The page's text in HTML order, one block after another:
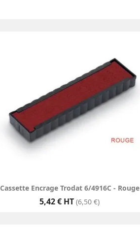
Cassette Encrage Trodat 6/4916C - Rouge
Prix
5,42 € HT (6,50 €)